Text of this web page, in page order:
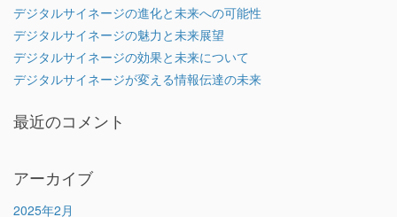
デジタルサイネージの進化と未来への可能性
デジタルサイネージの魅力と未来展望
デジタルサイネージの効果と未来について
デジタルサイネージが変える情報伝達の未来
最近のコメント
アーカイブ
2025年2月